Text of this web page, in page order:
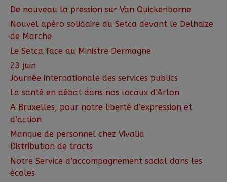
De nouveau la pression sur Van Quickenborne
Nouvel apéro solidaire du Setca devant le Delhaize
de Marche
Le Setca face au Ministre Dermagne
23 juin
Journée internationale des services publics
La santé en débat dans nos locaux d’Arlon
A Bruxelles, pour notre liberté d’expression et
d’action
Manque de personnel chez Vivalia
Distribution de tracts
Notre Service d’accompagnement social dans les
écoles